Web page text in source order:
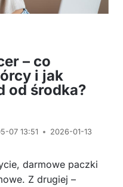
– co
i jak
od środka?
07 13:51 2026-01-13
darmowe paczki
Z drugiej –